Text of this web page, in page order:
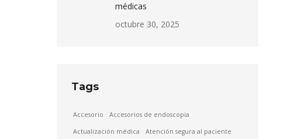
médicas
octubre 30, 2025
Tags
Accesorio Accesorios de endoscopia
Actualización médica Atención segura al paciente